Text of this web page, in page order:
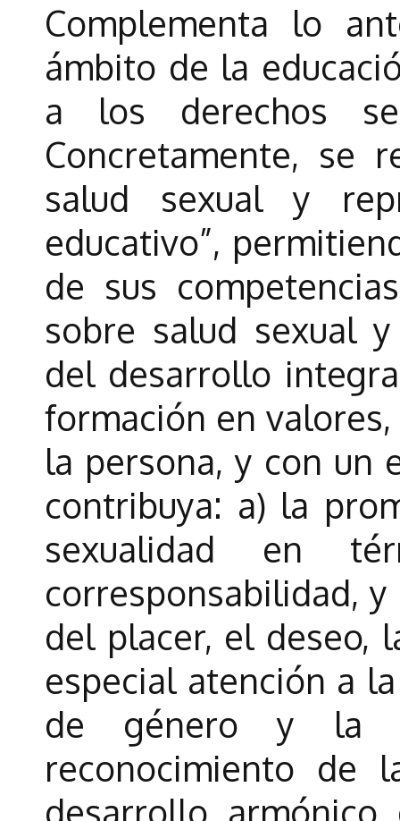
Complementa lo
ámbito de la
a los derechos
Concretamente, se
salud sexual y
educativo”,
de sus
sobre salud sexual
del desarrollo
formación en
la persona, y con un
contribuya: a) la
sexualidad en
corresponsabilidad,
del placer, el deseo,
especial atención a
de género y la
reconocimiento de
desarrollo